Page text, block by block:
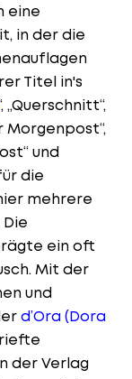
eine
in der die
Titel in's
„Querschnitt“,
Morgenpost“,
und
die
mehrere
ein oft
Mit der
und
d’Ora (Dora
der Verlag